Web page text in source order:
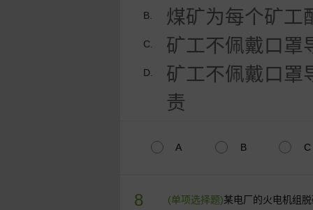
B. 煤矿为每个矿工
C. 矿工不佩戴口罩
D.
矿工不佩戴口罩
责
A B C
8 (单项选择题)某电厂的火电机组